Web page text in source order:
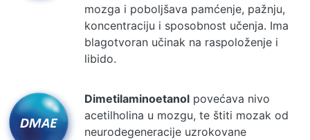
mozga i poboljšava pamćenje, pažnju,
koncentraciju i sposobnost učenja. Ima
blagotvoran učinak na raspoloženje i
libido.
Dimetilaminoetanol povećava nivo
acetilholina u mozgu, te štiti mozak od
neurodegeneracije uzrokovane